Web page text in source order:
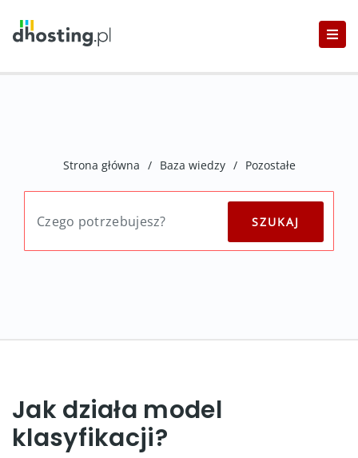
Strona główna / Baza wiedzy / Pozostałe
Jak działa model
klasyfikacji?